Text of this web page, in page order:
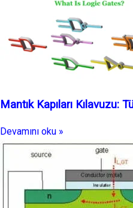
Mantık Kapıları Kılavuzu:
Devamını oku »